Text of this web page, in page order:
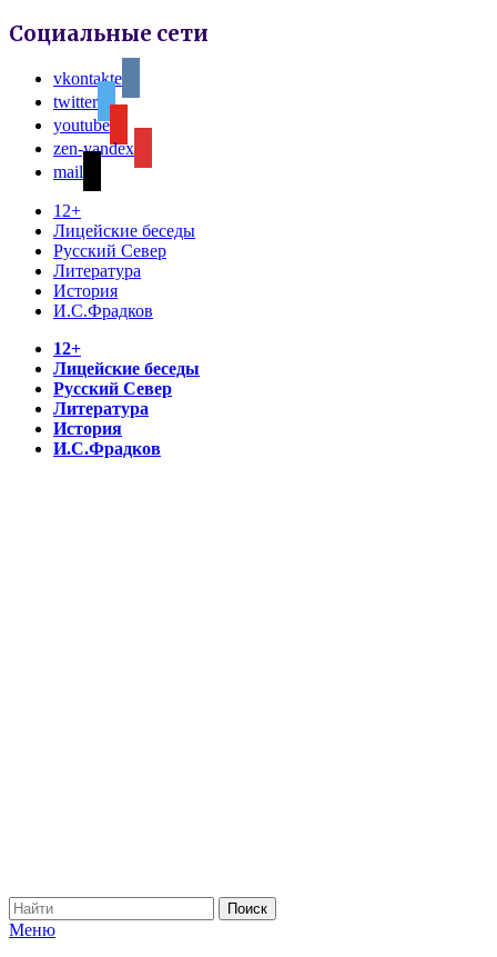
Социальные сети
vkontakte
twitter
youtube
zen-yandex
mail
12+
Лицейские беседы
Русский Север
Литература
История
И.С.Фрадков
12+
Лицейские беседы
Русский Север
Литература
История
И.С.Фрадков
Меню